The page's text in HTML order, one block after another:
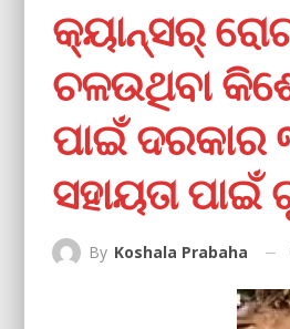
କ୍ୟାନ୍‌ସର୍‌
ଚଳଉଥିବା
ପାଇଁ ଦରକାର
ସହାୟତା ପାଇଁ
By Koshala Prabaha